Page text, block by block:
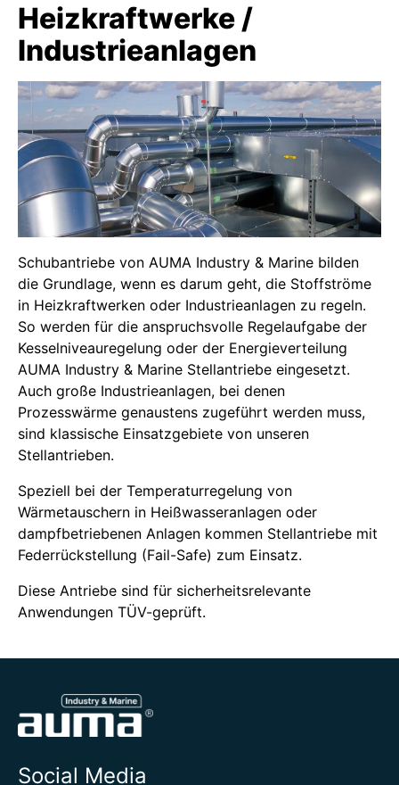
Heizkraftwerke /
Industrieanlagen
Schubantriebe von AUMA Industry & Marine bilden
die Grundlage, wenn es darum geht, die Stoffströme
in Heizkraftwerken oder Industrieanlagen zu regeln.
So werden für die anspruchsvolle Regelaufgabe der
Kesselniveauregelung oder der Energieverteilung
AUMA Industry & Marine Stellantriebe eingesetzt.
Auch große Industrieanlagen, bei denen
Prozesswärme genaustens zugeführt werden muss,
sind klassische Einsatzgebiete von unseren
Stellantrieben.
Speziell bei der Temperaturregelung von
Wärmetauschern in Heißwasseranlagen oder
dampfbetriebenen Anlagen kommen Stellantriebe mit
Federrückstellung (Fail-Safe) zum Einsatz.
Diese Antriebe sind für sicherheitsrelevante
Anwendungen TÜV-geprüft.
Social Media